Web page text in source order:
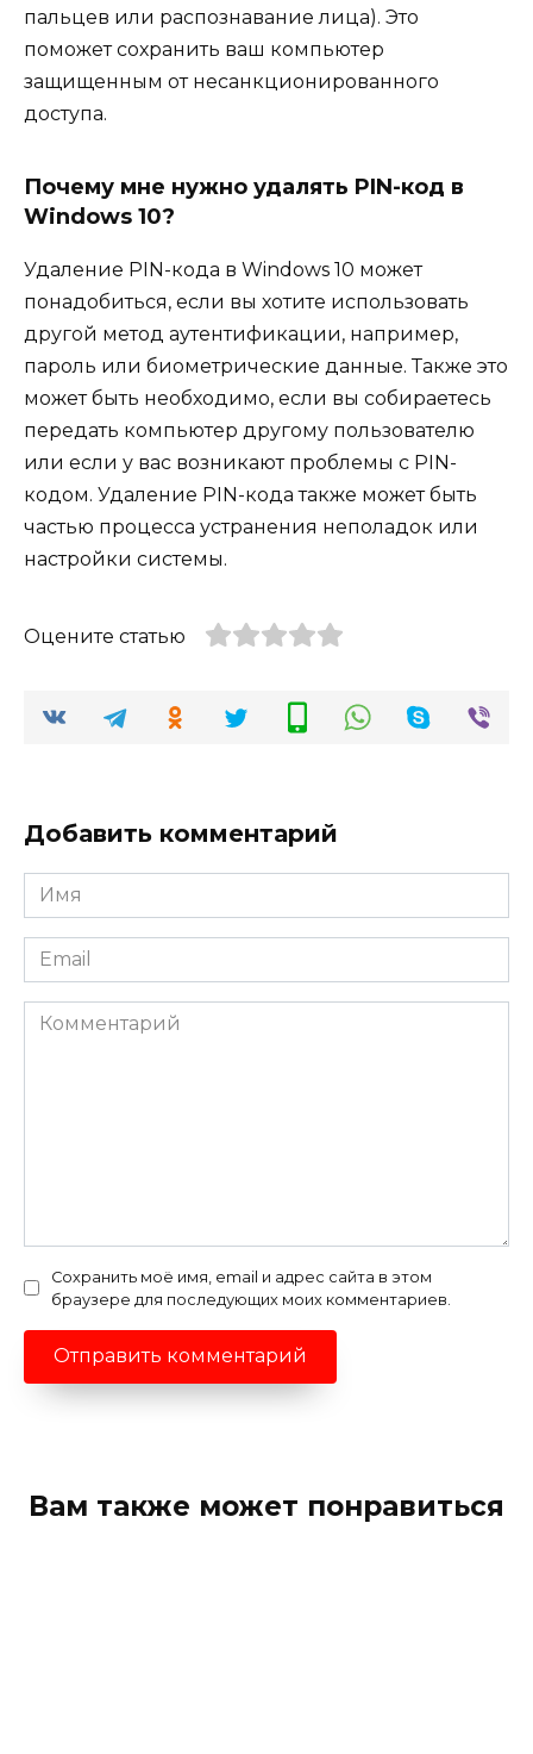
пальцев или распознавание лица). Это
поможет сохранить ваш компьютер
защищенным от несанкционированного
доступа.
Почему мне нужно удалять PIN-код в
Windows 10?
Удаление PIN-кода в Windows 10 может
понадобиться, если вы хотите использовать
другой метод аутентификации, например,
пароль или биометрические данные. Также это
может быть необходимо, если вы собираетесь
передать компьютер другому пользователю
или если у вас возникают проблемы с PIN-
кодом. Удаление PIN-кода также может быть
частью процесса устранения неполадок или
настройки системы.
Оцените статью
Добавить комментарий
Имя
*
Email
*
Комментарий
Сохранить моё имя, email и адрес сайта в этом
браузере для последующих моих комментариев.
Вам также может понравиться